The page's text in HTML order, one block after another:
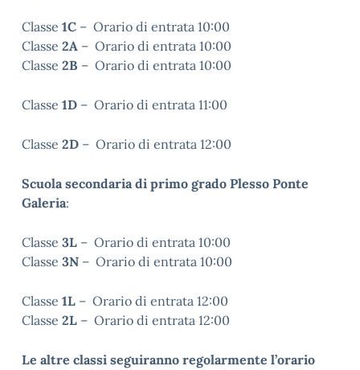
Classe 1C – Orario di entrata 10:00
Classe 2A – Orario di entrata 10:00
Classe 2B – Orario di entrata 10:00
Classe 1D – Orario di entrata 11:00
Classe 2D – Orario di entrata 12:00
Scuola secondaria di primo grado Plesso Ponte
Galeria:
Classe 3L – Orario di entrata 10:00
Classe 3N – Orario di entrata 10:00
Classe 1L – Orario di entrata 12:00
Classe 2L – Orario di entrata 12:00
Le altre classi seguiranno regolarmente l’orario